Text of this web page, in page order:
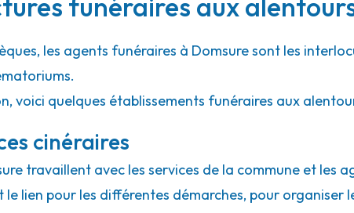
les agents funéraires à Domsure sont les
voici quelques établissements funéraires aux
cinéraires
travaillent avec les services de la commune et les
lien pour les différentes démarches, pour organiser